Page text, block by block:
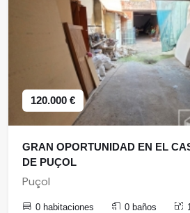
120.000 €
GRAN OPORTUNIDAD EN EL
DE PUÇOL
Puçol
0 habitaciones 0 baños